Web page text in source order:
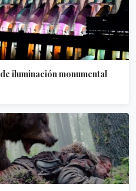
iluminación monumental